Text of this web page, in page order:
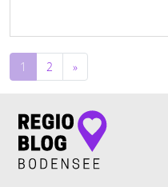
Beitragsnavigation
1 2 »